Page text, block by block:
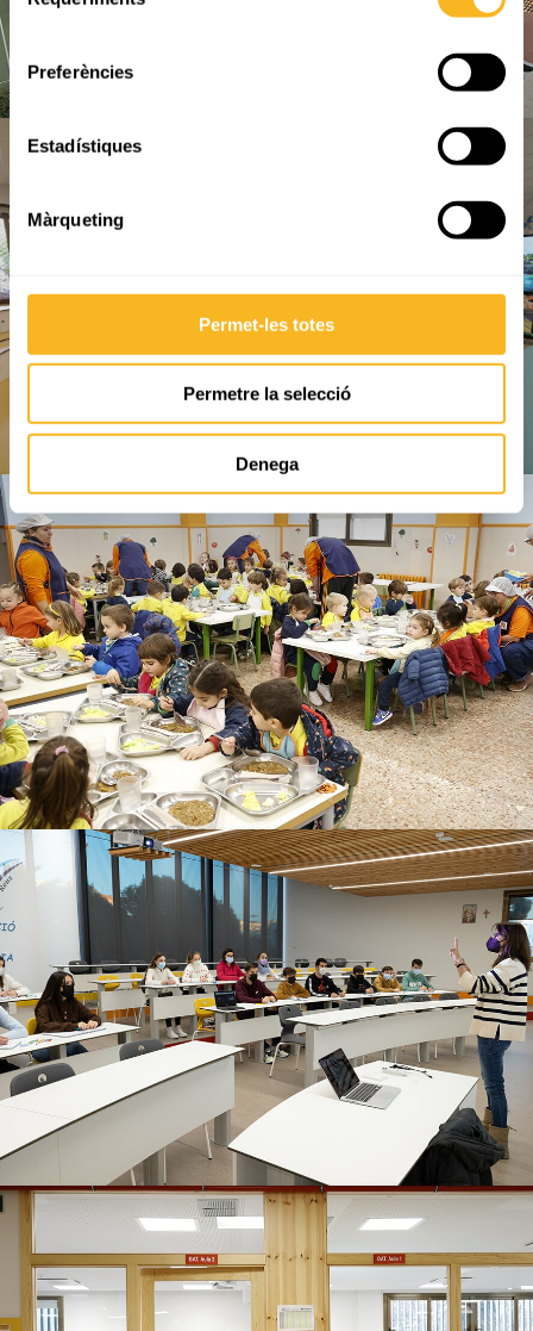
Preferències
Estadístiques
Màrqueting
Permet-les totes
Permetre la selecció
Denega